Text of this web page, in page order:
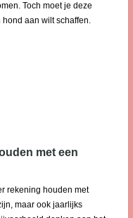
Toch moet je deze
aan wilt schaffen.
met een
rekening houden met
maar ook jaarlijks